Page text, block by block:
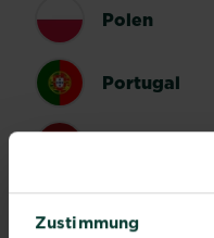
Zustimmung
Polen
Portugal